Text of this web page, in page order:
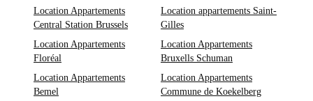
Location Appartements
Central Station Brussels
Location appartements Saint-
Gilles
Location Appartements
Floréal
Location Appartements
Bruxells Schuman
Location Appartements
Bemel
Location Appartements
Commune de Koekelberg